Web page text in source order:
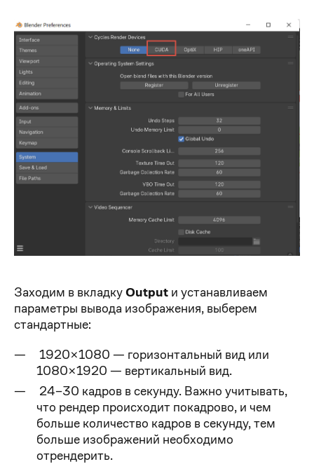
Заходим в вкладкуOutput и устанавливаем
параметры вывода изображения, выберем
стандартные:
1920×1080 — горизонтальный вид или
1080×1920 — вертикальный вид.
24–30 кадров в секунду. Важно учитывать,
что рендер происходит покадрово, и чем
больше количество кадров в секунду, тем
больше изображений необходимо
отрендерить.